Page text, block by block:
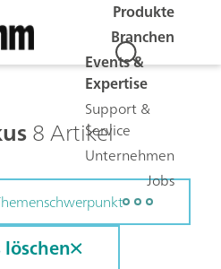
Produkte
Branchen
Events &
Expertise
Support &
Service
Unternehmen
Jobs
8 Artikel